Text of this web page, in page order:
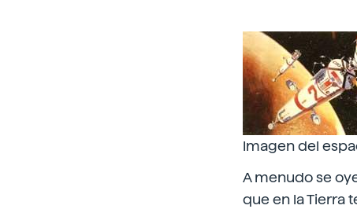
Imagen del
A menudo se
que en la Tierra